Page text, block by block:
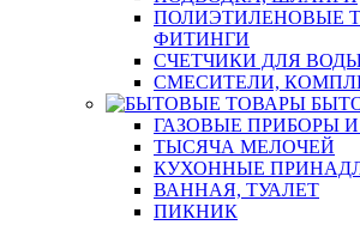
ПОЛИЭТИЛЕНОВЫЕ
ФИТИНГИ
СЧЕТЧИКИ ДЛЯ
СМЕСИТЕЛИ,
ГАЗОВЫЕ ПРИБОРЫ
ТЫСЯЧА МЕЛОЧЕЙ
КУХОННЫЕ
ВАННАЯ, ТУАЛЕТ
ПИКНИК